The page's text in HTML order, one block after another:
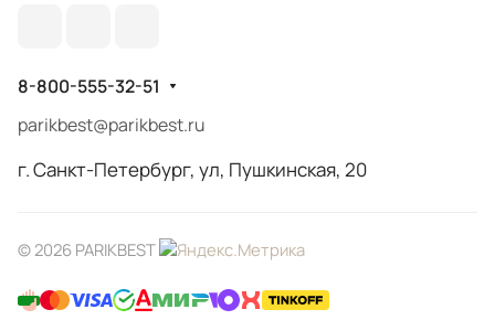
8-800-555-32-51
parikbest@parikbest.ru
г. Санкт-Петербург, ул, Пушкинская, 20
© 2026 PARIKBEST